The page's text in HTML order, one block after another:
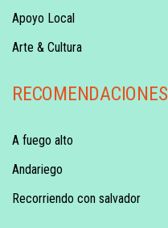
Apoyo Local
Arte & Cultura
RECOMENDACIONES
A fuego alto
Andariego
Recorriendo con salvador